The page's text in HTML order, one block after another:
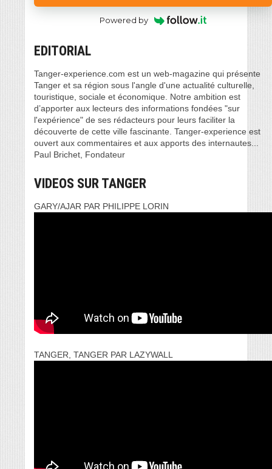
Powered by
EDITORIAL
Tanger-experience.com est un web-magazine qui présente
Tanger et sa région sous l'angle d'une actualité culturelle,
touristique, sociale et économique. Notre ambition est
d’apporter aux lecteurs des informations fondées "sur
l'expérience" de ses rédacteurs pour leurs faciliter la
découverte de cette ville fascinante. Tanger-experience est
ouvert aux commentaires et aux apports des internautes...
Paul Brichet, Fondateur
VIDEOS SUR TANGER
GARY/AJAR PAR PHILIPPE LORIN
TANGER, TANGER PAR LAZYWALL